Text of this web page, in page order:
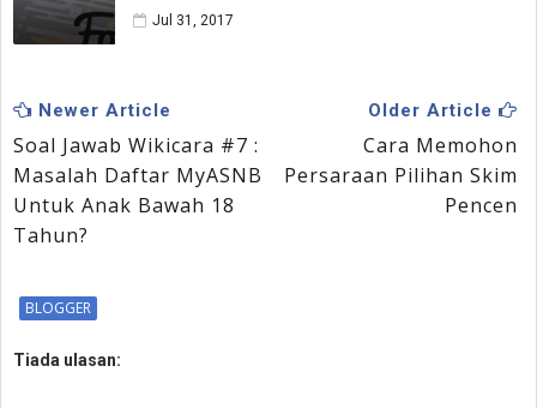
Jul 31, 2017
Newer Article
Soal Jawab Wikicara #7 :
Masalah Daftar MyASNB
Untuk Anak Bawah 18
Tahun?
Older Article
Cara Memohon
Persaraan Pilihan Skim
Pencen
BLOGGER
Tiada ulasan: